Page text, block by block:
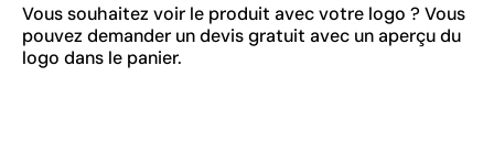
Vous souhaitez voir le produit avec votre logo ? Vous
pouvez demander un devis gratuit avec un aperçu du
logo dans le panier.